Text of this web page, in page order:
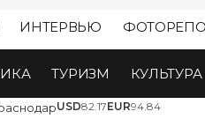
ИНТЕРВЬЮ
ТУРИЗМ КУЛЬТУРА
USD82.17EUR94.84